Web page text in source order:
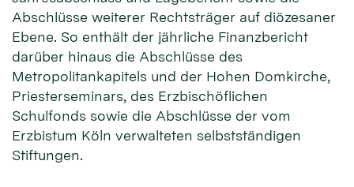
Abschlüsse weiterer Rechtsträger auf diözesaner
Ebene. So enthält der jährliche Finanzbericht
darüber hinaus die Abschlüsse des
Metropolitankapitels und der Hohen Domkirche,
Priesterseminars, des Erzbischöflichen
Schulfonds sowie die Abschlüsse der vom
Erzbistum Köln verwalteten selbstständigen
Stiftungen.